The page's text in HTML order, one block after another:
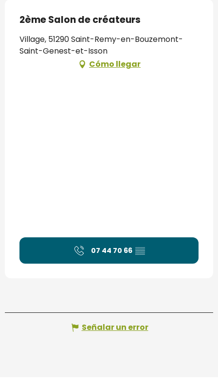
2ème Salon de créateurs
Village, 51290 Saint-Remy-en-Bouzemont-
Saint-Genest-et-Isson
Cómo llegar
07 44 70 66 ▒▒
Señalar un error